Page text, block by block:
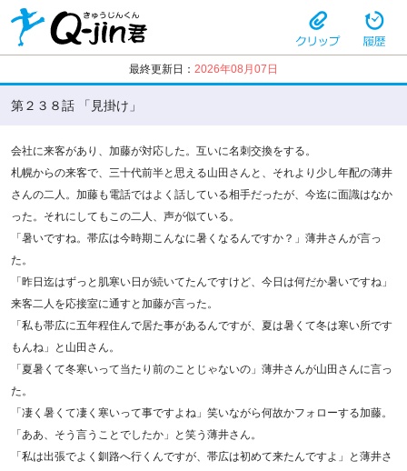
最終更新日： 2026年08月07日
第２３８話 「見掛け」
会社に来客があり、加藤が対応した。互いに名刺交換をする。
札幌からの来客で、三十代前半と思える山田さんと、それより少し年配の薄井
さんの二人。加藤も電話ではよく話している相手だったが、今迄に面識はなか
った。それにしてもこの二人、声が似ている。
「暑いですね。帯広は今時期こんなに暑くなるんですか？」薄井さんが言っ
た。
「昨日迄はずっと肌寒い日が続いてたんですけど、今日は何だか暑いですね」
来客二人を応接室に通すと加藤が言った。
「私も帯広に五年程住んで居た事があるんですが、夏は暑くて冬は寒い所です
もんね」と山田さん。
「夏暑くて冬寒いって当たり前のことじゃないの」薄井さんが山田さんに言っ
た。
「凄く暑くて凄く寒いって事ですよね」笑いながら何故かフォローする加藤。
「ああ、そう言うことでしたか」と笑う薄井さん。
「私は出張でよく釧路へ行くんですが、帯広は初めて来たんですよ」と薄井さ